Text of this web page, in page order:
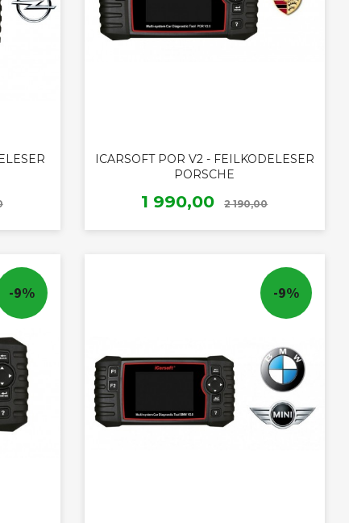
Rabatt
ICARSOFT POR V2 - FEILKODELESER
PORSCHE
Tilbud
1 990,00 2 190,00Rabatt
-9% -9%